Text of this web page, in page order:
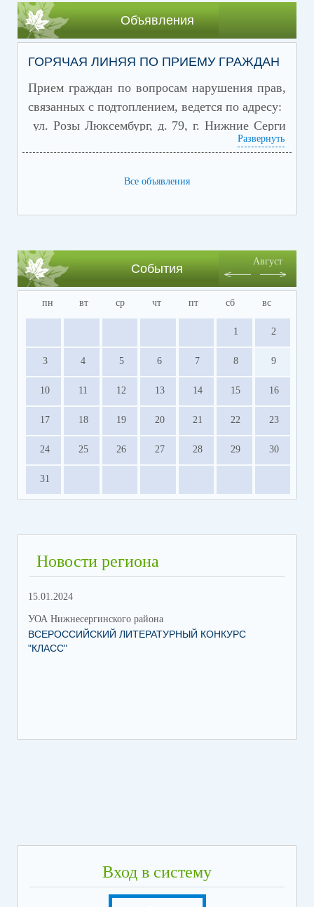
Объявления
ГОРЯЧАЯ ЛИНЯЯ ПО ПРИЕМУ ГРАЖДАН
Прием граждан по вопросам нарушения прав,
связанных с подтоплением, ведется по адресу:
ул. Розы Люксембург, д. 79, г. Нижние Серги
Развернуть
Все объявления
События
Август
пн вт ср чт пт сб вс
1 2
3 4 5 6 7 8 9
10 11 12 13 14 15 16
17 18 19 20 21 22 23
24 25 26 27 28 29 30
31
Новости региона
15.01.2024
УОА Нижнесергинского района
ВСЕРОССИЙСКИЙ ЛИТЕРАТУРНЫЙ КОНКУРС
"КЛАСС"
Вход в систему